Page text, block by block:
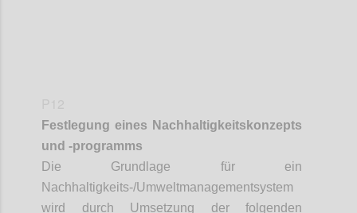
Festlegung eines Nachhaltigkeitskonzepts
und -programms
Die Grundlage für ein
Nachhaltigkeits-/Umweltmanagementsystem
wird durch Umsetzung der folgenden